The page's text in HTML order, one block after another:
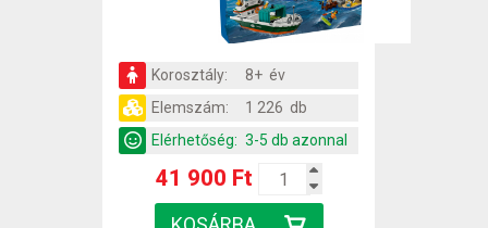
Korosztály:
8+ év
Elemszám:
1 226 db
Elérhetőség: 3-5 db azonnal
41 900 Ft